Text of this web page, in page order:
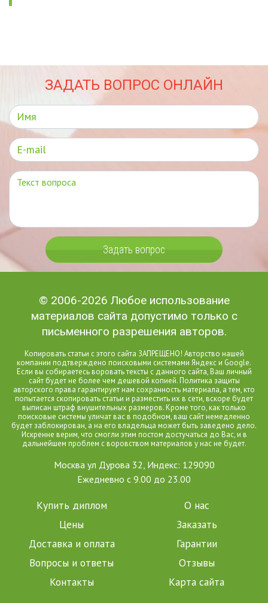
ЗАДАТЬ ВОПРОС ОНЛАЙН
Задать вопрос
© 2006-2026 Любое использование
материалов сайта допустимо только с
письменного разрешения авторов.
Копировать статьи с этого сайта ЗАПРЕЩЕНО! Авторство нашей
компании подтверждено поисковыми системами Яндекс и Google.
Если вы собираетесь воровать тексты с данного сайта, Ваш личный
сайт будет не более чем дешевой копией. Политика защиты
авторского права гарантирует нам сохранность материала, а тем, кто
попытается скопировать статьи и разместить их в сети, вскоре будет
выписан штраф внушительных размеров. Кроме того, как только
поисковые системы уличат вас в подобном, ваш сайт немедленно
будет заблокирован, а на его владельца может быть заведено дело.
Искренне верим, что смогли этим постом достучаться до Вас, и в
дальнейшем проблем с воровством материалов у нас не будет.
Москва ул Дурова 32, Индекс: 129090
Ежедневно с 9.00 до 23.00
Купить диплом
О нас
Цены
Заказать
Доставка и оплата
Гарантии
Вопросы и ответы
Отзывы
Контакты
Карта сайта